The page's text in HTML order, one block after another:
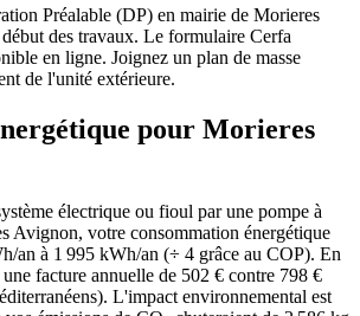
Préalable (DP) en mairie de Morieres
des travaux. Le formulaire Cerfa
en ligne. Joignez un plan de masse
de l'unité extérieure.
pour Morieres
électrique ou fioul par une pompe à
Avignon, votre consommation énergétique
an à 1 995 kWh/an (÷ 4 grâce au COP). En
une facture annuelle de 502 € contre 798 €
L'impact environnemental est